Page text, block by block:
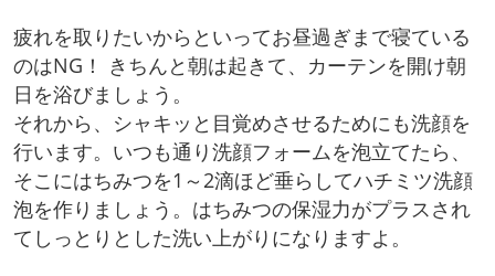
疲れを取りたいからといってお昼過ぎまで寝ている
のはNG！ きちんと朝は起きて、カーテンを開け朝
日を浴びましょう。
それから、シャキッと目覚めさせるためにも洗顔を
行います。いつも通り洗顔フォームを泡立てたら、
そこにはちみつを1～2滴ほど垂らしてハチミツ洗顔
泡を作りましょう。はちみつの保湿力がプラスされ
てしっとりとした洗い上がりになりますよ。